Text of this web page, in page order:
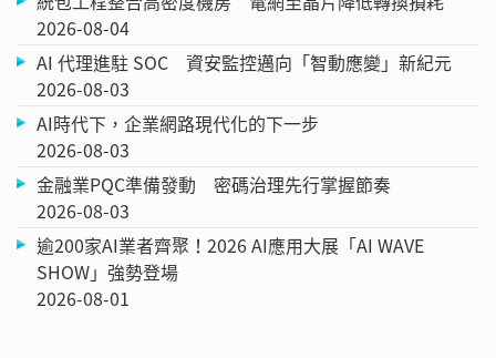
2026-08-04
AI 代理進駐 SOC 資安監控邁向「智動應變」新紀元
2026-08-03
AI時代下，企業網路現代化的下一步
2026-08-03
金融業PQC準備發動 密碼治理先行掌握節奏
2026-08-03
逾200家AI業者齊聚！2026 AI應用大展「AI WAVE
SHOW」強勢登場
2026-08-01